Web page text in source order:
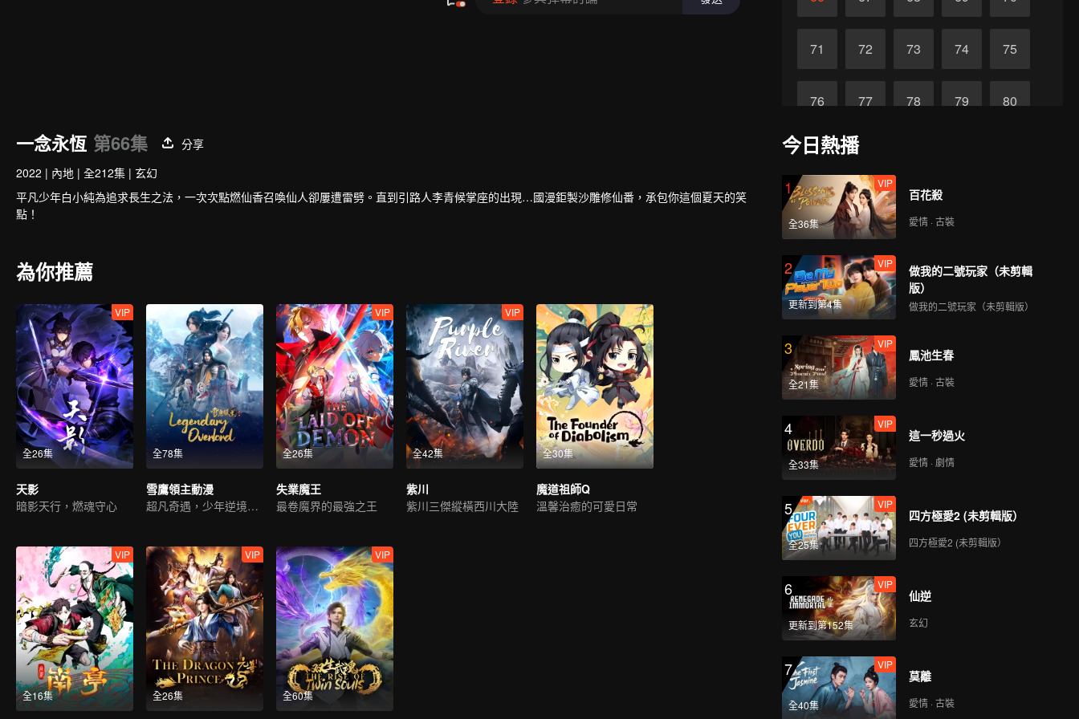
71 72 73 74 75
76 77 78 79 80
81 82
86 87 88
一念永恆 第66集
分享
2022 | 內地 | 全212集 | 玄幻
平凡少年白小純為追求長生之法，一次次點燃仙香召喚仙人卻屢遭雷劈。直到引路人李青候掌座的出現…國漫鉅製沙雕修仙番，承包你這個夏天的笑
點！
為你推薦
全26集
VIP
天影
暗影天行，燃魂守心
全78集
雪鷹領主動漫
超凡奇遇，少年逆境重生
全26集
VIP
失業魔王
最卷魔界的最強之王
全42集
VIP
紫川
紫川三傑縱橫西川大陸
全30集
魔道祖師Q
溫馨治癒的可愛日常
全16集
VIP
全26集
VIP
全60集
VIP
今日熱播
1
全36集
VIP
百花殺
愛情 · 古裝
2
更新到第4集
VIP
做我的二號玩家（未剪輯
版）
做我的二號玩家（未剪輯版）
3
全21集
VIP
鳳池生春
愛情 · 古裝
4
全33集
VIP
這一秒過火
愛情 · 劇情
5
全25集
VIP
四方極愛2 (未剪輯版）
四方極愛2 (未剪輯版）
6
更新到第152集
VIP
仙逆
玄幻
7
全40集
VIP
莫離
愛情 · 古裝